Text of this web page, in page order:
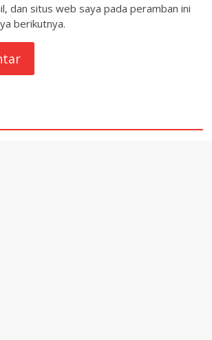
dan situs web saya pada peramban ini
berikutnya.